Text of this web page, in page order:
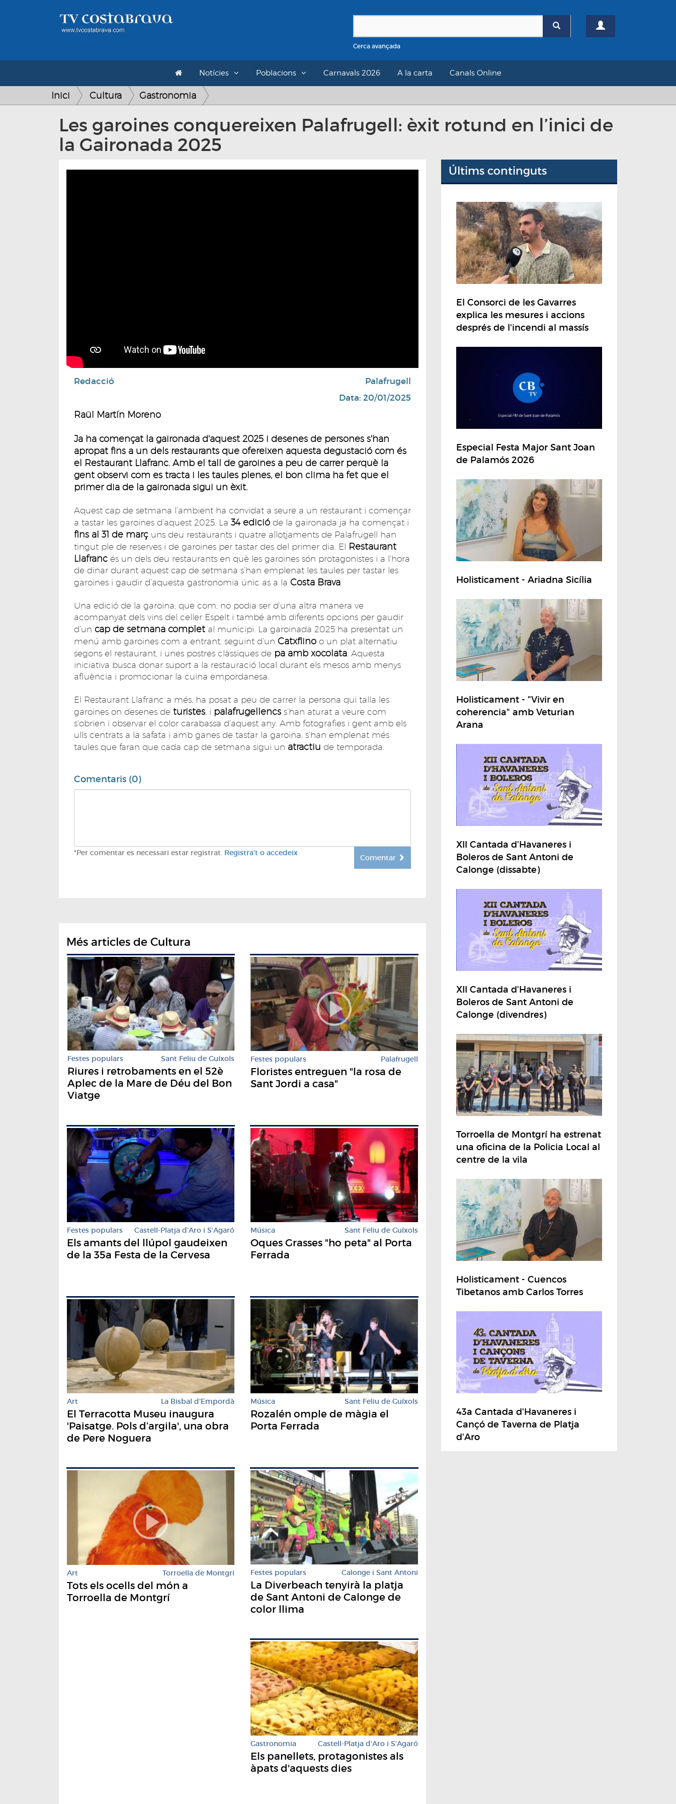
Cerca avançada
Notícies Poblacions Carnavals 2026 A la carta Canals Online
Inici Cultura Gastronomia
Les garoines conquereixen Palafrugell: èxit rotund en l’inici de
la Gaironada 2025
Redacció
Palafrugell
Data: 20/01/2025
Raül Martín Moreno
Ja ha començat la gaironada d'aquest 2025 i desenes de persones s'han
apropat fins a un dels restaurants que ofereixen aquesta degustació com és
el Restaurant Llafranc. Amb el tall de garoines a peu de carrer perquè la
gent observi com es tracta i les taules plenes, el bon clima ha fet que el
primer dia de la gaironada sigui un èxit.
Aquest cap de setmana l’ambient ha convidat a seure a un restaurant i començar
a tastar les garoines d’aquest 2025. La 34 edició de la gaironada ja ha començat i
fins al 31 de març uns deu restaurants i quatre allotjaments de Palafrugell han
tingut ple de reserves i de garoines per tastar des del primer dia. El Restaurant
Llafranc és un dels deu restaurants en què les garoines són protagonistes i a l'hora
de dinar durant aquest cap de setmana s’han emplenat les taules per tastar les
garoines i gaudir d’aquesta gastronomia únic as a la Costa Brava
Una edició de la garoina, que com, no podia ser d’una altra manera ve
acompanyat dels vins del celler Espelt i també amb diferents opcions per gaudir
d’un cap de setmana complet al municipi. La garoinada 2025 ha presentat un
menú amb garoines com a entrant, seguint d’un Catxflino o un plat alternatiu
segons el restaurant, i unes postres clàssiques de pa amb xocolata . Aquesta
iniciativa busca donar suport a la restauració local durant els mesos amb menys
afluència i promocionar la cuina empordanesa.
El Restaurant Llafranc a més, ha posat a peu de carrer la persona qui talla les
garoines on desenes de turistes , i palafrugellencs s’han aturat a veure com
s'obrien i observar el color carabassa d’aquest any. Amb fotografies i gent amb els
ulls centrats a la safata i amb ganes de tastar la garoina, s’han emplenat més
taules que faran que cada cap de setmana sigui un atractiu de temporada.
Comentaris (0)
*Per comentar es necessari estar registrat. Registra't o accedeix
Comentar
Més articles de Cultura
Festes populars Sant Feliu de Guíxols
Riures i retrobaments en el 52è
Aplec de la Mare de Déu del Bon
Viatge
Festes populars Palafrugell
Floristes entreguen "la rosa de
Sant Jordi a casa"
Festes populars Castell-Platja d'Aro i S'Agaró
Els amants del llúpol gaudeixen
de la 35a Festa de la Cervesa
Música Sant Feliu de Guíxols
Oques Grasses "ho peta" al Porta
Ferrada
Art La Bisbal d'Empordà
El Terracotta Museu inaugura
'Paisatge. Pols d’argila', una obra
de Pere Noguera
Música Sant Feliu de Guíxols
Rozalén omple de màgia el
Porta Ferrada
Art Torroella de Montgrí
Tots els ocells del món a
Torroella de Montgrí
Festes populars Calonge i Sant Antoni
La Diverbeach tenyirà la platja
de Sant Antoni de Calonge de
color llima
Gastronomia Castell-Platja d'Aro i S'Agaró
Els panellets, protagonistes als
àpats d'aquests dies
Últims continguts
El Consorci de les Gavarres
explica les mesures i accions
després de l'incendi al massís
Especial Festa Major Sant Joan
de Palamós 2026
Holisticament - Ariadna Sicília
Holisticament - "Vivir en
coherencia" amb Veturian
Arana
XII Cantada d'Havaneres i
Boleros de Sant Antoni de
Calonge (dissabte)
XII Cantada d'Havaneres i
Boleros de Sant Antoni de
Calonge (divendres)
Torroella de Montgrí ha estrenat
una oficina de la Policia Local al
centre de la vila
Holisticament - Cuencos
Tibetanos amb Carlos Torres
43a Cantada d'Havaneres i
Cançó de Taverna de Platja
d'Aro